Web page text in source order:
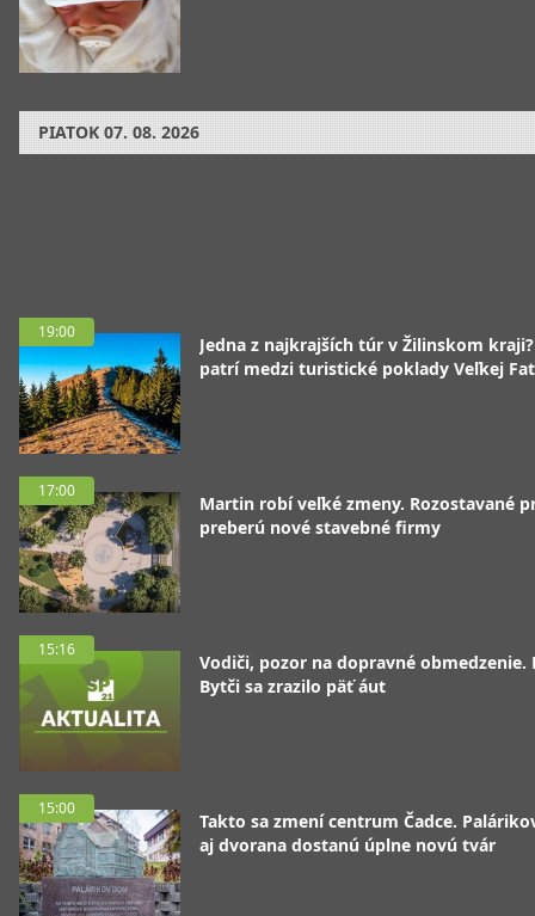
PIATOK 07. 08. 2026
19:00
Jedna z najkrajších túr v Žilinskom
patrí medzi turistické poklady Veľkej
17:00
Martin robí veľké zmeny. Rozostavané
preberú nové stavebné firmy
15:16
Vodiči, pozor na dopravné obmedzenie.
Bytči sa zrazilo päť áut
15:00
Takto sa zmení centrum Čadce.
aj dvorana dostanú úplne novú tvár